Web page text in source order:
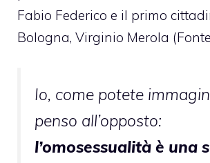
Fabio Federico e il primo
Bologna, Virginio Merola (Fonte
Io, come potete
penso all’opposto:
l’omosessualità è una